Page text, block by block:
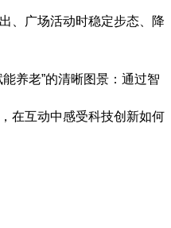
、广场活动时稳定步态、降
养老”的清晰图景：通过智
在互动中感受科技创新如何